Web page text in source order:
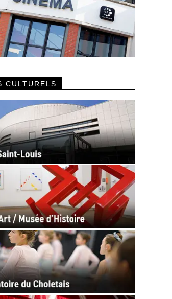
CULTURELS